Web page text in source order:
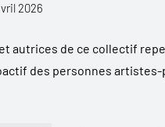
2026
autrices de ce collectif
des personnes